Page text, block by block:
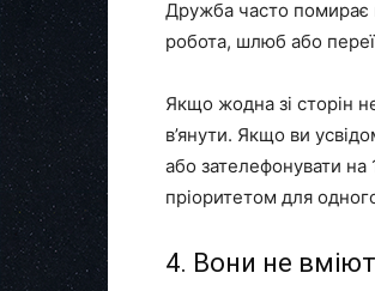
Дружба часто помирає
робота, шлюб або
Якщо жодна зі сторін
в’янути. Якщо ви
або зателефонувати
пріоритетом для
4. Вони не